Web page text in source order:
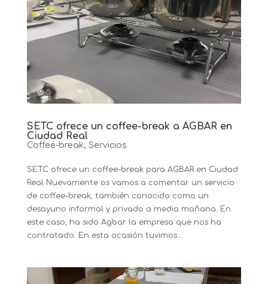
SETC ofrece un coffee-break a AGBAR en
Ciudad Real
Coffee-break, Servicios
SETC ofrece un coffee-break para AGBAR en Ciudad
Real Nuevamente os vamos a comentar un servicio
de coffee-break, también conocido como un
desayuno informal y privado a media mañana. En
este caso, ha sido Agbar la empresa que nos ha
contratado. En esta ocasión tuvimos...